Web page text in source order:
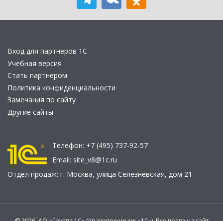
Вход для партнеров 1С
Учебная версия
Стать партнером
Политика конфиденциальности
Замечания по сайту
Другие сайты
Телефон: +7 (495) 737-92-57
Email: site_v8@1c.ru
Отдел продаж: г. Москва, улица Селезнёвская, дом 21